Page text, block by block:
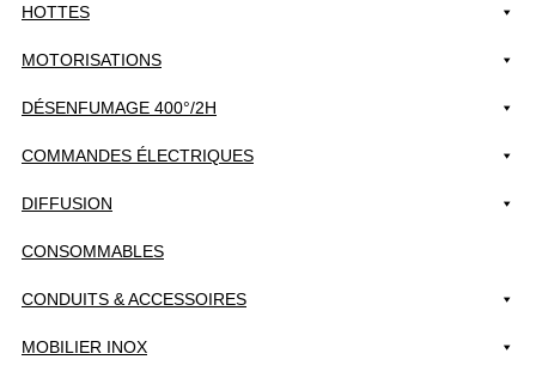
HOTTES
MOTORISATIONS
DÉSENFUMAGE 400°/2H
COMMANDES ÉLECTRIQUES
DIFFUSION
CONSOMMABLES
CONDUITS & ACCESSOIRES
MOBILIER INOX